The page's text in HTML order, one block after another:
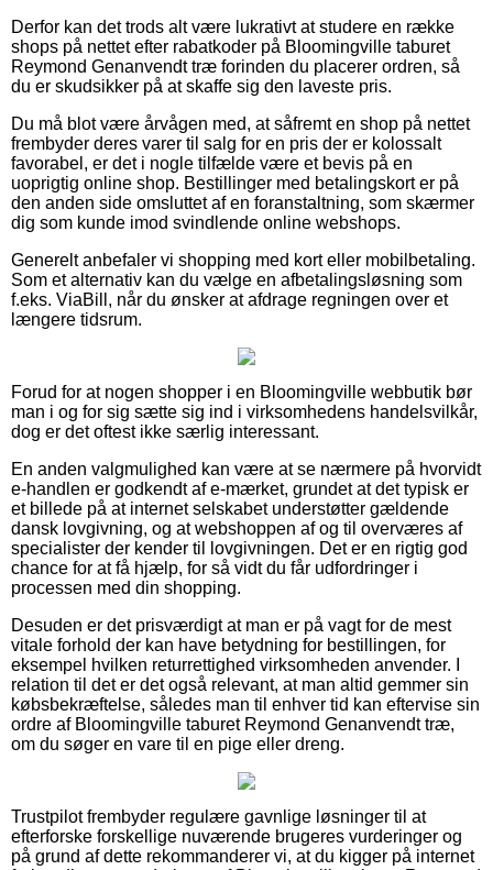
Derfor kan det trods alt være lukrativt at studere en række
shops på nettet efter rabatkoder på Bloomingville taburet
Reymond Genanvendt træ forinden du placerer ordren, så
du er skudsikker på at skaffe sig den laveste pris.
Du må blot være årvågen med, at såfremt en shop på nettet
frembyder deres varer til salg for en pris der er kolossalt
favorabel, er det i nogle tilfælde være et bevis på en
uoprigtig online shop. Bestillinger med betalingskort er på
den anden side omsluttet af en foranstaltning, som skærmer
dig som kunde imod svindlende online webshops.
Generelt anbefaler vi shopping med kort eller mobilbetaling.
Som et alternativ kan du vælge en afbetalingsløsning som
f.eks. ViaBill, når du ønsker at afdrage regningen over et
længere tidsrum.
Forud for at nogen shopper i en Bloomingville webbutik bør
man i og for sig sætte sig ind i virksomhedens handelsvilkår,
dog er det oftest ikke særlig interessant.
En anden valgmulighed kan være at se nærmere på hvorvidt
e-handlen er godkendt af e-mærket, grundet at det typisk er
et billede på at internet selskabet understøtter gældende
dansk lovgivning, og at webshoppen af og til overværes af
specialister der kender til lovgivningen. Det er en rigtig god
chance for at få hjælp, for så vidt du får udfordringer i
processen med din shopping.
Desuden er det prisværdigt at man er på vagt for de mest
vitale forhold der kan have betydning for bestillingen, for
eksempel hvilken returrettighed virksomheden anvender. I
relation til det er det også relevant, at man altid gemmer sin
købsbekræftelse, således man til enhver tid kan eftervise sin
ordre af Bloomingville taburet Reymond Genanvendt træ,
om du søger en vare til en pige eller dreng.
Trustpilot frembyder regulære gavnlige løsninger til at
efterforske forskellige nuværende brugeres vurderinger og
på grund af dette rekommanderer vi, at du kigger på internet